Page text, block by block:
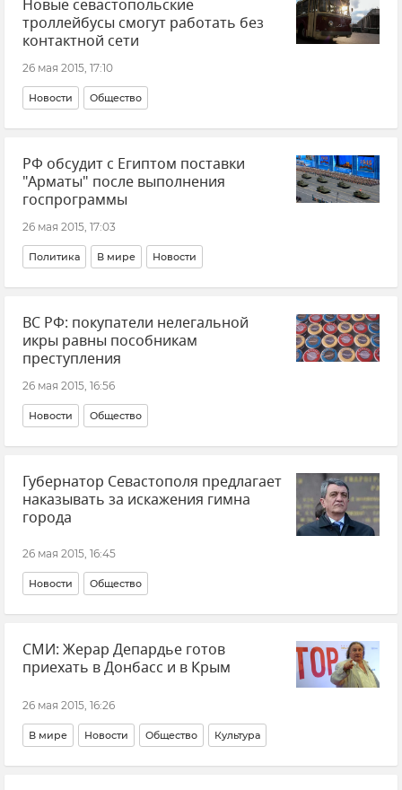
Новые севастопольские
троллейбусы смогут работать без
контактной сети
26 мая 2015, 17:10
Новости Общество
РФ обсудит с Египтом поставки
"Арматы" после выполнения
госпрограммы
26 мая 2015, 17:03
Политика В мире Новости
ВС РФ: покупатели нелегальной
икры равны пособникам
преступления
26 мая 2015, 16:56
Новости Общество
Губернатор Севастополя предлагает
наказывать за искажения гимна
города
26 мая 2015, 16:45
Новости Общество
СМИ: Жерар Депардье готов
приехать в Донбасс и в Крым
26 мая 2015, 16:26
В мире Новости Общество Культура